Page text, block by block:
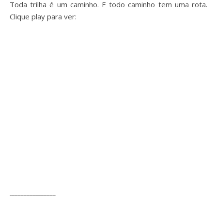
Toda trilha é um caminho. E todo caminho tem uma rota.
Clique play para ver: